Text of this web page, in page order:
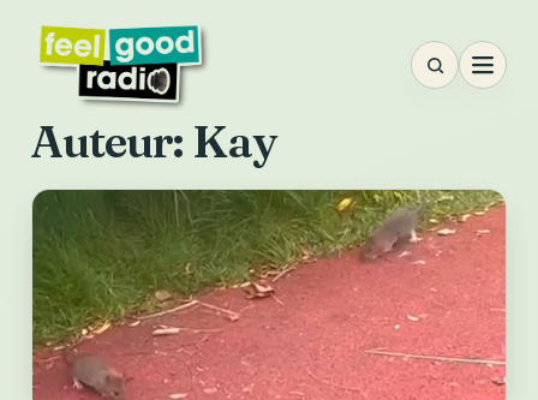
inhoud
Auteur: Kay